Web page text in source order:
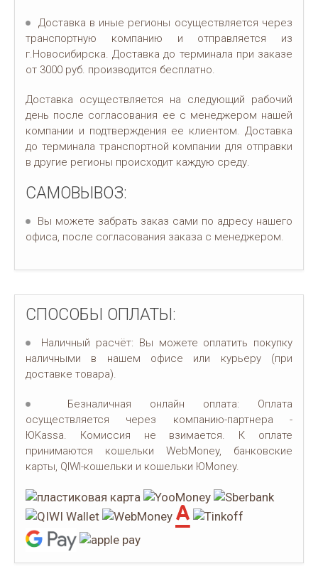
Доставка в иные регионы осуществляется через
транспортную компанию и отправляется из
г.Новосибирска. Доставка до терминала при заказе
от 3000 руб. производится бесплатно.
Доставка осуществляется на следующий рабочий
день после согласования ее с менеджером нашей
компании и подтверждения ее клиентом. Доставка
до терминала транспортной компании для отправки
в другие регионы происходит каждую среду.
САМОВЫВОЗ:
Вы можете забрать заказ сами по адресу нашего
офиса, после согласования заказа с менеджером.
СПОСОБЫ ОПЛАТЫ:
Наличный расчёт: Вы можете оплатить покупку
наличными в нашем офисе или курьеру (при
доставке товара).
Безналичная онлайн оплата: Оплата
осуществляется через компанию-партнера -
ЮKassa. Комиссия не взимается. К оплате
принимаются кошельки WebMoney, банковские
карты, QIWI-кошельки и кошельки ЮMoney.